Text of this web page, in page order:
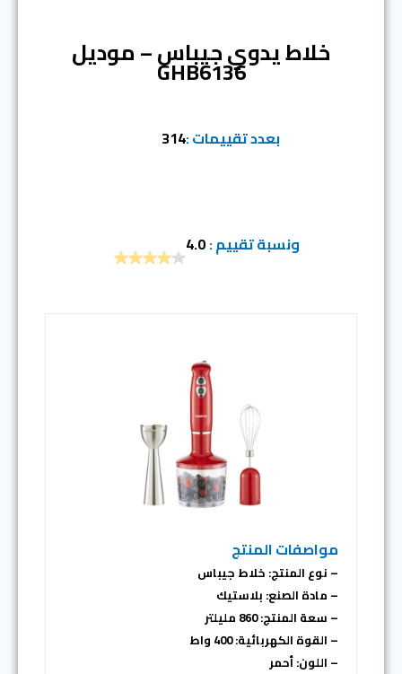
خلاط يدوي جيباس – موديل
GHB6136
بعدد تقييمات :314
ونسبة تقييم :4.0
مواصفات المنتج
– نوع المنتج: خلاط جيباس
– مادة الصنع: بلاستيك
– سعة المنتج: 860 مليلتر
– القوة الكهربائية: 400 واط
– اللون: أحمر